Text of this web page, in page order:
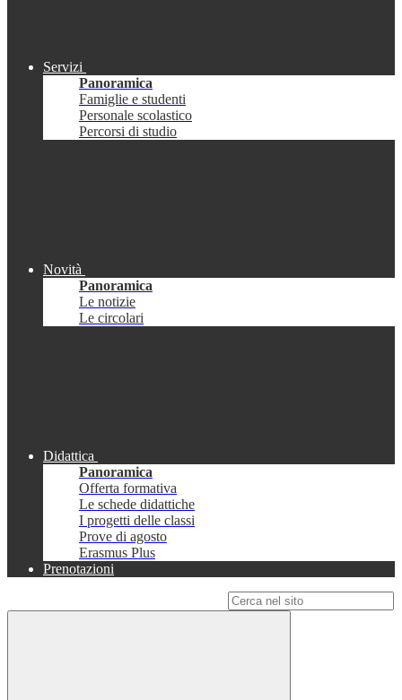
Servizi
Panoramica
Famiglie e studenti
Personale scolastico
Percorsi di studio
Novità
Panoramica
Le notizie
Le circolari
Didattica
Panoramica
Offerta formativa
Le schede didattiche
I progetti delle classi
Prove di agosto
Erasmus Plus
Prenotazioni